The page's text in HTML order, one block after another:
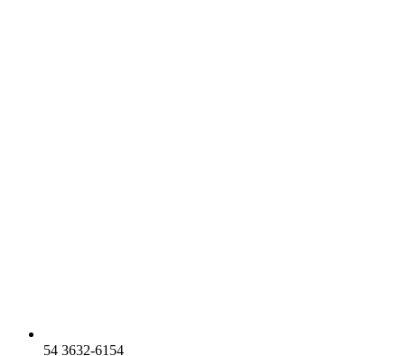
54 3632-6154